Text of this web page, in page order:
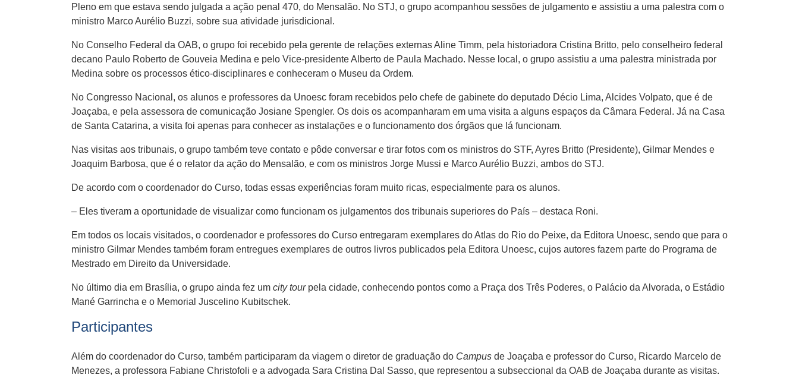
Pleno em que estava sendo julgada a ação penal 470, do Mensalão. No STJ, o grupo acompanhou sessões de julgamento e assistiu a uma palestra com o
ministro Marco Aurélio Buzzi, sobre sua atividade jurisdicional.
No Conselho Federal da OAB, o grupo foi recebido pela gerente de relações externas Aline Timm, pela historiadora Cristina Britto, pelo conselheiro federal
decano Paulo Roberto de Gouveia Medina e pelo Vice-presidente Alberto de Paula Machado. Nesse local, o grupo assistiu a uma palestra ministrada por
Medina sobre os processos ético-disciplinares e conheceram o Museu da Ordem.
No Congresso Nacional, os alunos e professores da Unoesc foram recebidos pelo chefe de gabinete do deputado Décio Lima, Alcides Volpato, que é de
Joaçaba, e pela assessora de comunicação Josiane Spengler. Os dois os acompanharam em uma visita a alguns espaços da Câmara Federal. Já na Casa
de Santa Catarina, a visita foi apenas para conhecer as instalações e o funcionamento dos órgãos que lá funcionam.
Nas visitas aos tribunais, o grupo também teve contato e pôde conversar e tirar fotos com os ministros do STF, Ayres Britto (Presidente), Gilmar Mendes e
Joaquim Barbosa, que é o relator da ação do Mensalão, e com os ministros Jorge Mussi e Marco Aurélio Buzzi, ambos do STJ.
De acordo com o coordenador do Curso, todas essas experiências foram muito ricas, especialmente para os alunos.
– Eles tiveram a oportunidade de visualizar como funcionam os julgamentos dos tribunais superiores do País – destaca Roni.
Em todos os locais visitados, o coordenador e professores do Curso entregaram exemplares do Atlas do Rio do Peixe, da Editora Unoesc, sendo que para o
ministro Gilmar Mendes também foram entregues exemplares de outros livros publicados pela Editora Unoesc, cujos autores fazem parte do Programa de
Mestrado em Direito da Universidade.
No último dia em Brasília, o grupo ainda fez um city tourpela cidade, conhecendo pontos como a Praça dos Três Poderes, o Palácio da Alvorada, o Estádio
Mané Garrincha e o Memorial Juscelino Kubitschek.
Participantes
Além do coordenador do Curso, também participaram da viagem o diretor de graduação do Campus de Joaçaba e professor do Curso, Ricardo Marcelo de
Menezes, a professora Fabiane Christofoli e a advogada Sara Cristina Dal Sasso, que representou a subseccional da OAB de Joaçaba durante as visitas.